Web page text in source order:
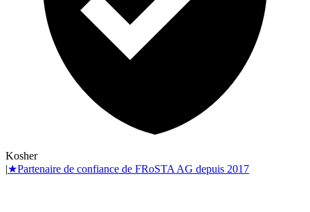
Kosher
|★Partenaire de confiance de FRoSTA AG depuis 2017